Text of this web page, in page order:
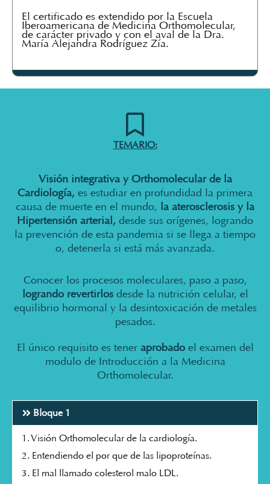
El certificado es extendido por la Escuela
Iberoamericana de Medicina Orthomolecular,
de carácter privado y con el aval de la Dra.
María Alejandra Rodríguez Zía.
TEMARIO:
Visión integrativa y Orthomolecular de la
Cardiología, es estudiar en profundidad la primera
causa de muerte en el mundo, la aterosclerosis y la
Hipertensión arterial, desde sus orígenes, logrando
la prevención de esta pandemia si se llega a tiempo
o, detenerla si está más avanzada.
Conocer los procesos moleculares, paso a paso,
logrando revertirlosdesde la nutrición celular, el
equilibrio hormonal y la desintoxicación de metales
pesados.
El único requisito es tener aprobadoel examen del
modulo de Introducción a la Medicina
Orthomolecular.
Bloque 1
1. Visión Orthomolecular de la cardiología.
2. Entendiendo el por que de las lipoproteínas.
3. El mal llamado colesterol malo LDL.